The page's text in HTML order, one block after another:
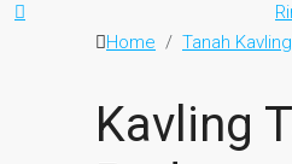
Home
Tanah Kavling
Kavling